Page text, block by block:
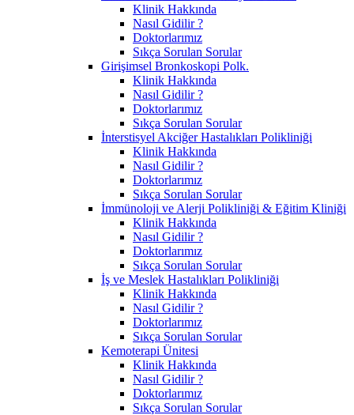
Klinik Hakkında
Nasıl Gidilir ?
Doktorlarımız
Sıkça Sorulan Sorular
Girişimsel Bronkoskopi Polk.
Klinik Hakkında
Nasıl Gidilir ?
Doktorlarımız
Sıkça Sorulan Sorular
İnterstisyel Akciğer Hastalıkları Polikliniği
Klinik Hakkında
Nasıl Gidilir ?
Doktorlarımız
Sıkça Sorulan Sorular
İmmünoloji ve Alerji Polikliniği & Eğitim Kliniği
Klinik Hakkında
Nasıl Gidilir ?
Doktorlarımız
Sıkça Sorulan Sorular
İş ve Meslek Hastalıkları Polikliniği
Klinik Hakkında
Nasıl Gidilir ?
Doktorlarımız
Sıkça Sorulan Sorular
Kemoterapi Ünitesi
Klinik Hakkında
Nasıl Gidilir ?
Doktorlarımız
Sıkça Sorulan Sorular